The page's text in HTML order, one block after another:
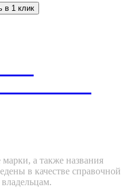
в 1 клик
а также названия
в качестве справочной